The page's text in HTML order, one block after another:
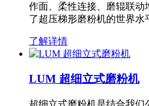
作面、柔性连接、磨辊联动
了超压梯形磨粉机的世界
了解详情
LUM 超细立式磨粉机
超细立式磨粉机是结合我们